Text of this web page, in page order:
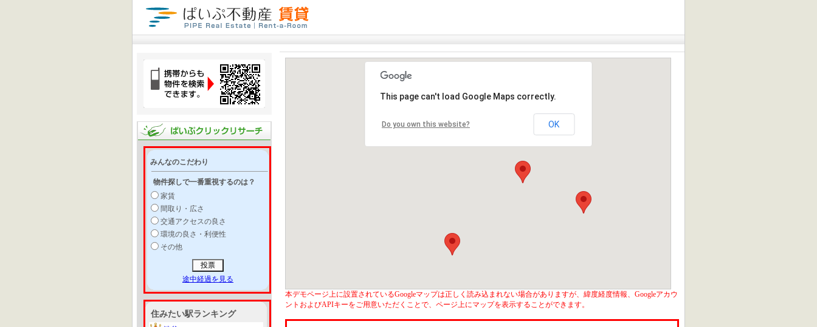
みんなのこだわり
物件探しで一番重視するのは？
家賃
間取り・広さ
交通アクセスの良さ
環境の良さ・利便性
その他
途中経過を見る
住みたい駅ランキング
This page can't load Google Maps correctly.
Do you own this website? OK
本デモページ上に設置されているGoogleマップは正しく読み込まれない場合がありますが、緯度経度情報、Googleアカウ
ントおよびAPIキーをご用意いただくことで、ページ上にマップを表示することができます。